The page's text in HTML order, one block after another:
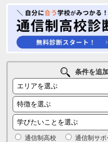
条件を追
通信制高校 通信制サポ